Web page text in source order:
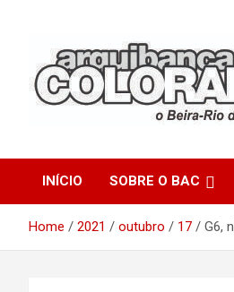
INÍCIO SOBRE O BAC
Home 2021 outubro 17 G6,